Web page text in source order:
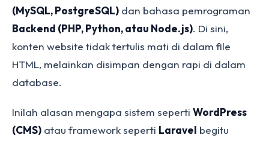
(MySQL, PostgreSQL) dan bahasa pemrograman
Backend (PHP, Python, atau Node.js). Di sini,
konten website tidak tertulis mati di dalam file
HTML, melainkan disimpan dengan rapi di dalam
database.
Inilah alasan mengapa sistem seperti WordPress
(CMS) atau framework seperti Laravel begitu